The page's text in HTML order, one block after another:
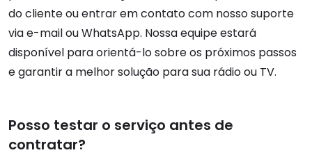
do cliente ou entrar em contato com nosso suporte
via e-mail ou WhatsApp. Nossa equipe estará
disponível para orientá-lo sobre os próximos passos
e garantir a melhor solução para sua rádio ou TV.
Posso testar o serviço antes de
contratar?